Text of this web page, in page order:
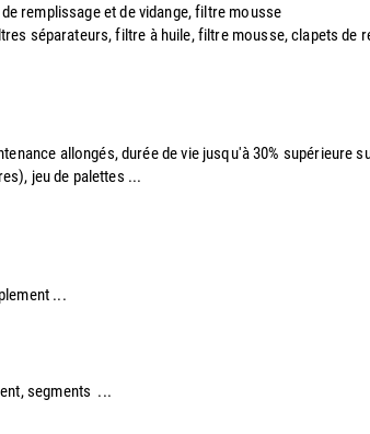
remplissage et de vidange, filtre mousse
séparateurs, filtre à huile, filtre mousse, clapets de
allongés, durée de vie jusqu'à 30% supérieure
jeu de palettes ...
...
segments ...​